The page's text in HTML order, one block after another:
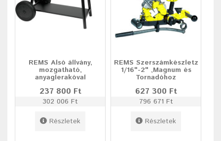
REMS Alsó állvány,
mozgatható,
anyaglerakóval
237 800 Ft
302 006 Ft
Részletek
REMS Szerszámkészletz
1/16"-2" ,Magnum és
Tornadóhoz
627 300 Ft
796 671 Ft
Részletek